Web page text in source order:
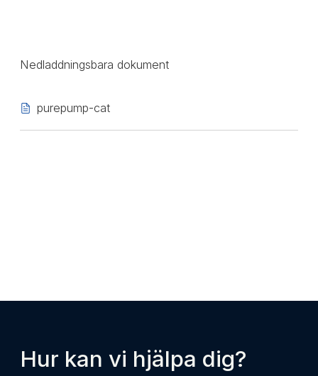
Nedladdningsbara dokument
purepump-cat
Hur kan vi hjälpa dig?